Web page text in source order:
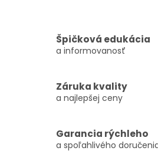
Špičková edukácia
a informovanosť
Záruka kvality
a najlepšej ceny
Garancia rýchleho
a spoľahlivého